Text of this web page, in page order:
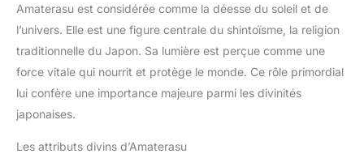
Amaterasu est considérée comme la déesse du soleil et de
l’univers. Elle est une figure centrale du shintoïsme, la religion
traditionnelle du Japon. Sa lumière est perçue comme une
force vitale qui nourrit et protège le monde. Ce rôle primordial
lui confère une importance majeure parmi les divinités
japonaises.
Les attributs divins d’Amaterasu